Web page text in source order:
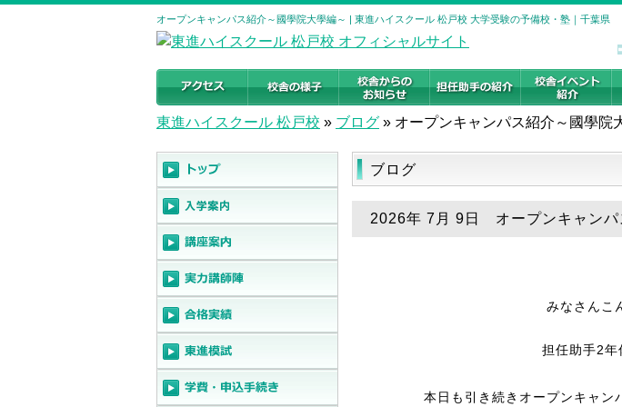
オープンキャンパス紹介～國學院大學編～ | 東進ハイスクール 松戸校 大学受験の予備校・塾｜千葉県
東進ハイスクール 松戸校 » ブログ » オープンキャンパス紹介～國學院
ブログ
2026年 7月 9日 オープンキャンパ
みなさんこ
担任助手2年
本日も引き続きオープンキャン